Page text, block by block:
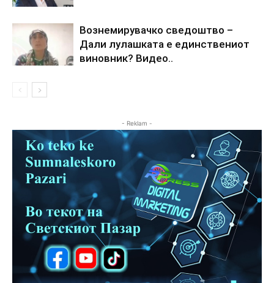
Вознемирувачко сведоштво –
Дали лулашката е единствениот
виновник? Видео..
- Reklam -